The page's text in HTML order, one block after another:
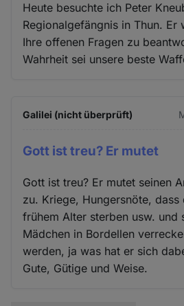
Heute besuchte ich Peter
Regionalgefängnis in Thun. Er
Ihre offenen Fragen zu
Wahrheit sei unsere beste
Galilei (nicht überprüft)
Gott ist treu? Er mutet
Gott ist treu? Er mutet seinen
zu. Kriege, Hungersnöte, dass
frühem Alter sterben usw. und
Mädchen in Bordellen
werden, ja was hat er sich
Gute, Gütige und Weise.